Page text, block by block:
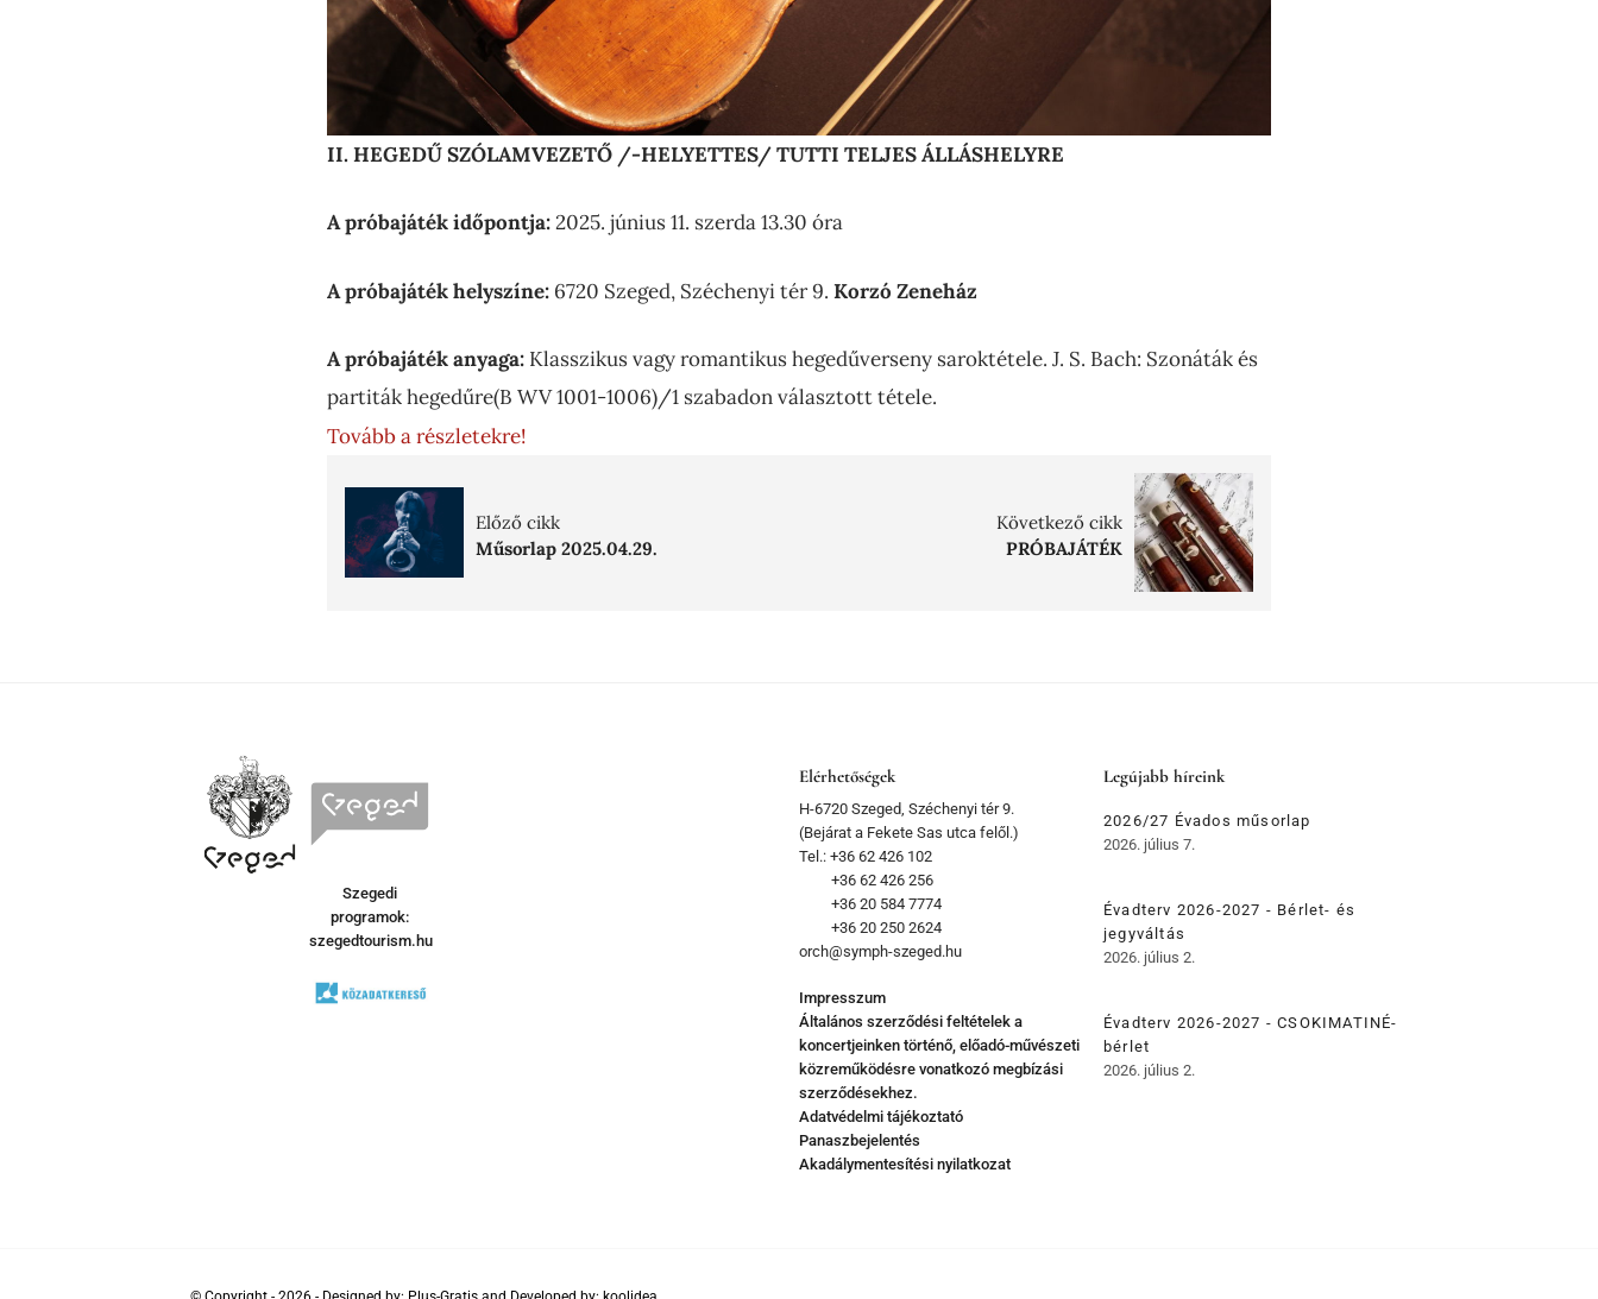
II. HEGEDŰ SZÓLAMVEZETŐ /-HELYETTES/ TUTTI TELJES ÁLLÁSHELYRE
A próbajáték időpontja:2025. június 11. szerda 13.30 óra
A próbajáték helyszíne: 6720 Szeged, Széchenyi tér 9. Korzó Zeneház
A próbajáték anyaga: Klasszikus vagy romantikus hegedűverseny saroktétele. J. S. Bach: Szonáták és
partiták hegedűre(B WV 1001-1006)/1 szabadon választott tétele.
Tovább a részletekre!
Előző cikk
Műsorlap 2025.04.29.
Következő cikk
PRÓBAJÁTÉK
Szegedi
programok:
szegedtourism.hu
Elérhetőségek
H-6720 Szeged, Széchenyi tér 9.
(Bejárat a Fekete Sas utca felől.)
Tel.: +36 62 426 102
+36 62 426 256
+36 20 584 7774
+36 20 250 2624
orch@symph-szeged.hu
Impresszum
Általános szerződési feltételek a
koncertjeinken történő, előadó-művészeti
közreműködésre vonatkozó megbízási
szerződésekhez.
Adatvédelmi tájékoztató
Panaszbejelentés
Akadálymentesítési nyilatkozat
Legújabb híreink
2026/27 Évados műsorlap
2026. július 7.
Évadterv 2026-2027 - Bérlet- és
jegyváltás
2026. július 2.
Évadterv 2026-2027 - CSOKIMATINÉ-
bérlet
2026. július 2.